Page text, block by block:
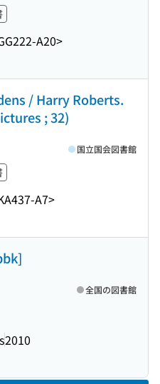
A20>
/ Harry Roberts.
; 32)
A7>
国立国会図書館
2010
全国の図書館